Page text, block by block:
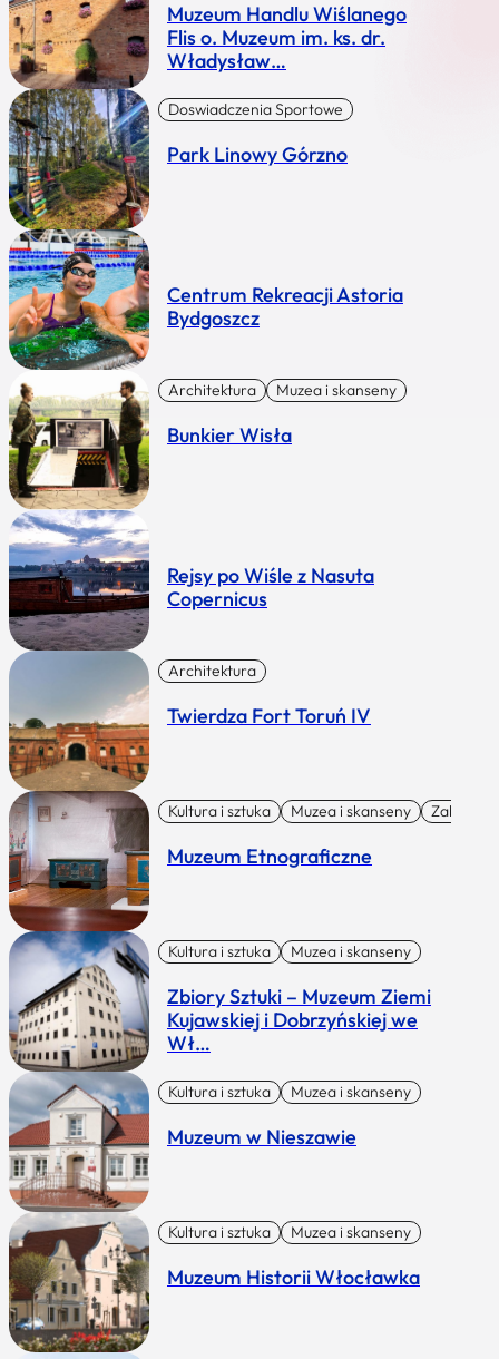
Muzeum Handlu Wiślanego
Flis o. Muzeum im. ks. dr.
Władysław…
Doswiadczenia Sportowe
Park Linowy Górzno
Centrum Rekreacji Astoria
Bydgoszcz
Architektura Muzea i skanseny
Bunkier Wisła
Rejsy po Wiśle z Nasuta
Copernicus
Architektura
Twierdza Fort Toruń IV
Kultura i sztuka Muzea i skanseny Zabytki I
Muzeum Etnograficzne
Kultura i sztuka Muzea i skanseny
Zbiory Sztuki – Muzeum Ziemi
Kujawskiej i Dobrzyńskiej we
Wł…
Kultura i sztuka Muzea i skanseny
Muzeum w Nieszawie
Kultura i sztuka Muzea i skanseny
Muzeum Historii Włocławka